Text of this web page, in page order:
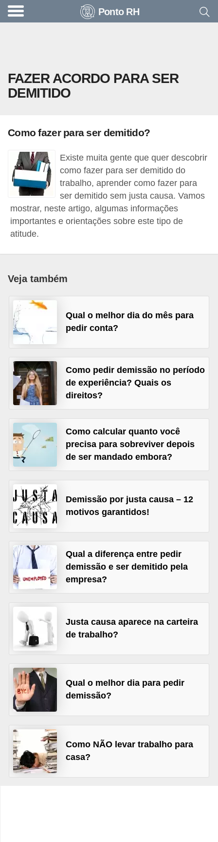
Ponto RH
FAZER ACORDO PARA SER
DEMITIDO
Como fazer para ser demitido?
Existe muita gente que quer descobrir
como fazer para ser demitido do
trabalho, aprender como fazer para
ser demitido sem justa causa. Vamos
mostrar, neste artigo, algumas informações
importantes e orientações sobre este tipo de
atitude.
Veja também
Qual o melhor dia do mês para
pedir conta?
Como pedir demissão no período
de experiência? Quais os
direitos?
Como calcular quanto você
precisa para sobreviver depois
de ser mandado embora?
Demissão por justa causa – 12
motivos garantidos!
Qual a diferença entre pedir
demissão e ser demitido pela
empresa?
Justa causa aparece na carteira
de trabalho?
Qual o melhor dia para pedir
demissão?
Como NÃO levar trabalho para
casa?
A
t
e
u
n
a
e
m
p
r
e
s
i
m
e
t
r
i
a
C
o
n
c
u
r
s
o
s
P
ú
b
o
C
o
n
r
o
l